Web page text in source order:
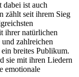
ist auch
zählt seit ihrem Sieg
ihrer natürlichen
zahlreichen
breites Publikum.
sie mit ihren Liedern
emotionale